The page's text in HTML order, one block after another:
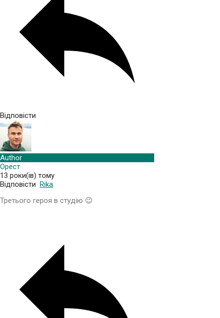
Відповісти
Author
Орест
13 роки(ів) тому
Відповісти Rika
Третього героя в студію 😉